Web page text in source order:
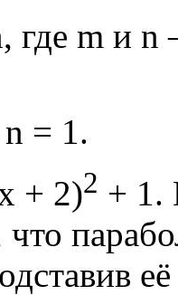
где m и
= 1.
+ 2)2 + 1.
что